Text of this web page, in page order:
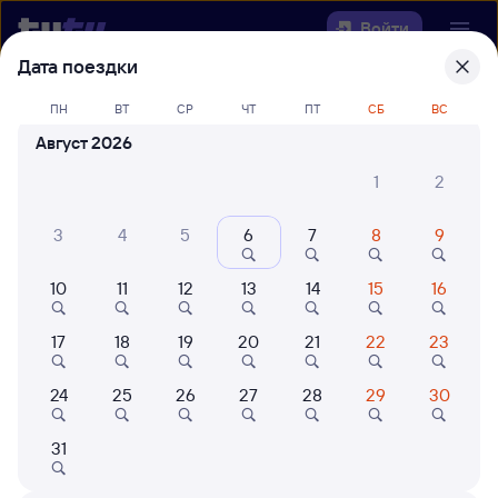
Войти
Выберите день, чтобы найтиж/д
билеты Гвардейск — Ряжск-1
42 млн путешествуют с
Дата поездки
ПН ВТ СР ЧТ ПТ СБ ВС
Август 2026
1
2
3 4 5 6 7 8 9
10 11 12 13 14 15 16
17 18 19 20 21 22 23
24 25 26 27 28 29 30
31